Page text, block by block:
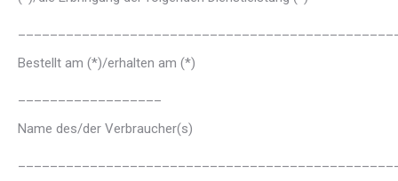
Bestellt am (*)/erhalten am (*)
Name des/der Verbraucher(s)